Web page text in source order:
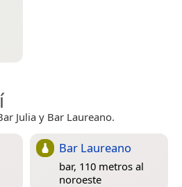
Julia y Bar Laureano.
Bar Laureano
bar, 110 metros al
noroeste